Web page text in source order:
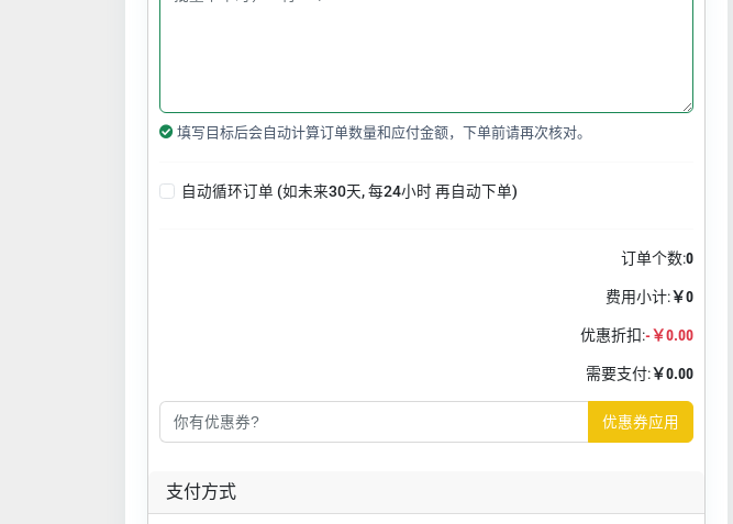
填写目标后会自动计算订单数量和应付金额，下单前请再次核对。
自动循环订单 (如未来30天, 每24小时 再自动下单)
订单个数:0
费用小计:￥0
优惠折扣:-￥0.00
需要支付:￥0.00
优惠券应用
支付方式